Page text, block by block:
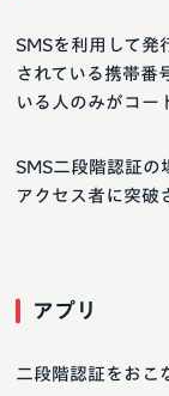
SMSを利用して
されている携帯番
いる人のみがコー
SMS二段階認証の
アクセス者に突破
アプリ
二段階認証をおこ